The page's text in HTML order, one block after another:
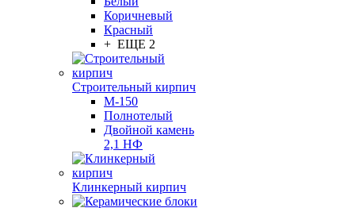
Коричневый
Красный
+ ЕЩЕ 2
Строительный кирпич
М-150
Полнотелый
Двойной камень
2,1 НФ
Клинкерный кирпич